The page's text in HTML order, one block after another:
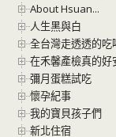
About Hsuan...
人生黑與白
全台灣走透透的吃
在禾馨產檢真的好
彌月蛋糕試吃
懷孕紀事
我的寶貝孩子們
新北住宿